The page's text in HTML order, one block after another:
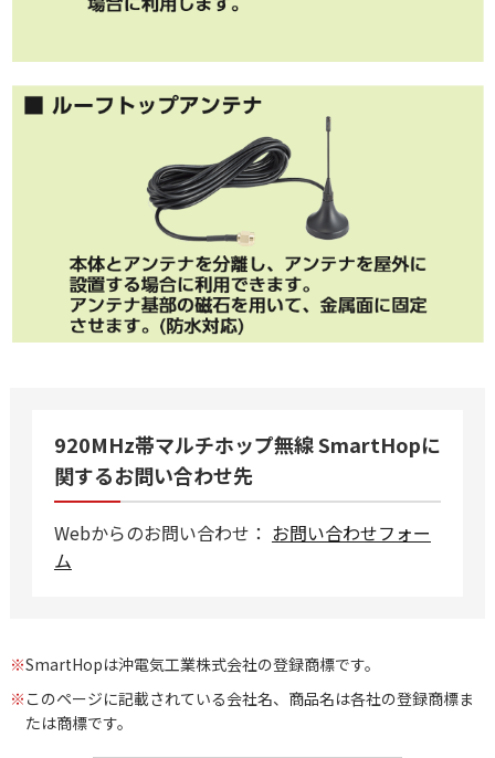
920MHz帯マルチホップ無線 SmartHopに
関するお問い合わせ先
Webからのお問い合わせ： お問い合わせフォー
ム
※SmartHopは沖電気工業株式会社の登録商標です。
※ このページに記載されている会社名、商品名は各社の登録商標ま
たは商標です。